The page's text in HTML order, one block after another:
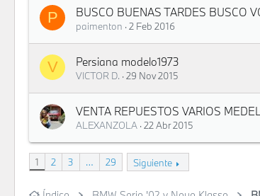
P BUSCO BUENAS TARDES BUSCO
paimenton 2 Feb 2016
V Persiana modelo1973
VICTOR D. 29 Nov 2015
VENTA REPUESTOS VARIOS
ALEXANZOLA 22 Abr 2015
1 2 3 … 29 Siguiente